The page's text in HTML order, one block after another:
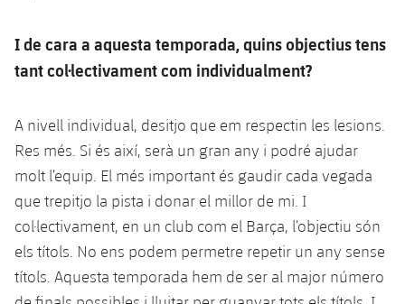
I de cara a aquesta temporada, quins objectius tens
tant col·lectivament com individualment?
A nivell individual, desitjo que em respectin les lesions.
Res més. Si és així, serà un gran any i podré ajudar
molt l’equip. El més important és gaudir cada vegada
que trepitjo la pista i donar el millor de mi. I
col·lectivament, en un club com el Barça, l’objectiu són
els títols. No ens podem permetre repetir un any sense
títols. Aquesta temporada hem de ser al major número